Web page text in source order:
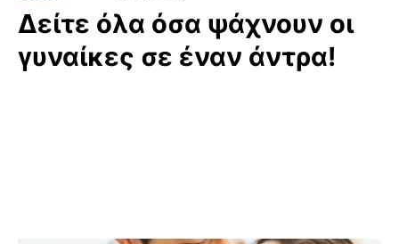
Δείτε όλα όσα ψάχνουν οι
γυναίκες σε έναν άντρα!